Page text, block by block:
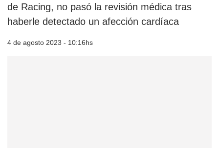
de Racing, no pasó la revisión médica tras
haberle detectado un afección cardíaca
4 de agosto 2023 - 10:16hs